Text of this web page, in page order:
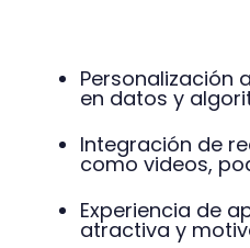
Personalización
en datos y
Integración de
como videos,
Experiencia de
atractiva y